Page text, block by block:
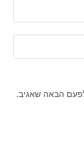
הבאה שאגיב.